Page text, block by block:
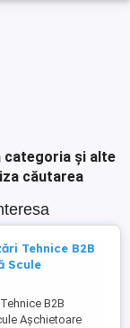
categoria și alte
căutarea
Tehnice B2B
Scule
B2B
Așchietoare